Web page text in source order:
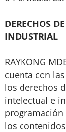
DERECHOS
INDUSTRIAL
RAYKONG
cuenta con
los derechos
intelectual e
programación
los